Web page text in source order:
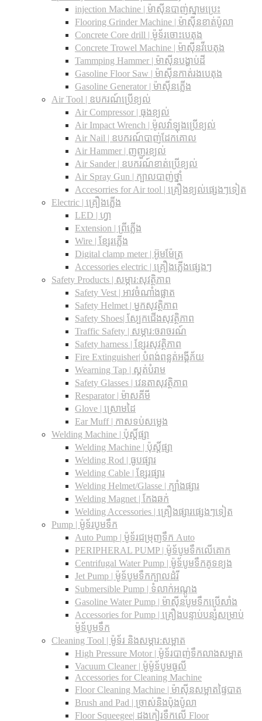
injection Machine | ម៉ាស៊ីនបាញ់ស្នាមប្រេះ
Flooring Grinder Machine | ម៉ាស៊ីនខាត់ប៉ូលា
Concrete Core drill | ម៉ូទ័រចោះបេតុង
Concrete Trowel Machine | ម៉ាស៊ីនវីបេតុង
Tammping Hammer | ម៉ាស៊ីនបង្ហាប់ដី
Gasoline Floor Saw | ម៉ាស៊ីនកាត់រងបេតុង
Gasoline Generator | ម៉ាស៊ីនភ្លើង
Air Tool | ឧបករណ៍ប្រើខ្យល់
Air Compressor | ធុងខ្យល់
Air Impact Wrench | ម៉ូលវ៉ាឡុងប្រើខ្យល់
Air Nail | ឧបករណ៍បាញ់ដែកគោល
Air Hammer | ញញួរខ្យល់
Air Sander | ឧបករណ៍ខាត់ប្រើខ្យល់
Air Spray Gun | ក្បាលបាញ់ថ្នាំ
Accesorries for Air tool | គ្រឿងខ្យល់ផ្សេងៗទៀត
Electric | គ្រឿងភ្លើង
LED | ហ្វា
Extension | ព្រីភ្លើង
Wire | ខ្សែរភ្លើង
Digital clamp meter | អ៊ូមម៉ែត្រ
Accessories electric | គ្រឿងភ្លើងផ្សេងៗ
Safety Products | សម្ភារ:សុវត្ថិភាព
Safety Vest | អាវចំណាំងផ្លាត
Safety Helmet | មួកសុវត្ថិភាព
Safety Shoes| ស្បែកជើងសុវត្ថិភាព
Traffic Safety​ | សម្ភារ:ចរាចរណ៍
Safety harness | ខ្សែរសុវត្ថិភាព
Fire Extinguisher| បំពង់ពន្លត់អង្គីភ័យ
Wearning Tap | ស្គត់បំរាម
Safety Glasses | វេនតាសុវត្ថិភាព
Resparator | ម៉ាសគីមី
Glove | ស្រោមដៃ
Ear Muff | កាសទប់សម្លេង
Welding Machine | ប៉ុស្តិ៍ផ្សា
Welding Machine | ប៉ុស្តិ៍ផ្សា
Welding Rod | ធូបផ្សារ
Welding Cable | ខ្សែរផ្សារ
Welding Helmet/Glasse | ក្បាំងផ្សារ
Welding Magnet | កែងឆក់
Welding Accessories | គ្រឿងផ្សារផ្សេងៗទៀត
Pump | ម៉ូទ័របូមទឹក
Auto Pump | ម៉ូទ័រជម្រុញទឹក Auto
PERIPHERAL PUMP | ម៉ូទ័បូមទឹកលើគោក
Centrifugal Water Pump | ម៉ូទ័បូមទឹកគូទខ្យង
Jet Pump | ម៉ូទ័បូមទឹកក្បាលដំរី
Submersible Pump | ទំលាក់អណ្តូង
Gasoline Water Pump | ម៉ាស៊ីនបូមទឹកប្រើសាំង
Accessories for Pump | គ្រឿងបន្ទាប់បន្សំសម្រាប់
ម៉ូទ័បូមទឹក
Cleaning Tool | ម៉ូទ័រ និងសម្ភារ:សម្អាត
High Pressure Motor | ម៉ូទ័របាញ់ទឹកលាងសម្អាត
Vacuum Cleaner | ម៉ូម៉ូទ័បូមធូលី
Accessories for Cleaning Machine
Floor Cleaning Machine | ម៉ាស៊ីនសម្អាតផ្ទៃបាត
Brush and Pad | ច្រាស់និងប៉ុងប៉ូលា
Floor Squeegee| ដងកៀរទឺកលើ Floor